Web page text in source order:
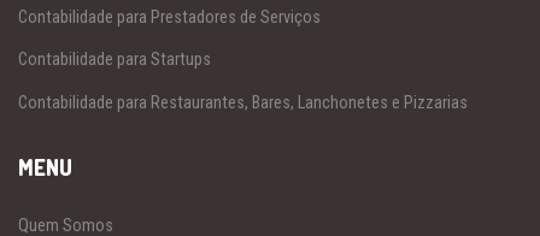
Contabilidade para Prestadores de Serviços
Contabilidade para Startups
Contabilidade para Restaurantes, Bares, Lanchonetes e Pizzarias
MENU
Quem Somos